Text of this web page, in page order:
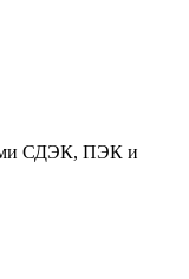
СДЭК, ПЭК и